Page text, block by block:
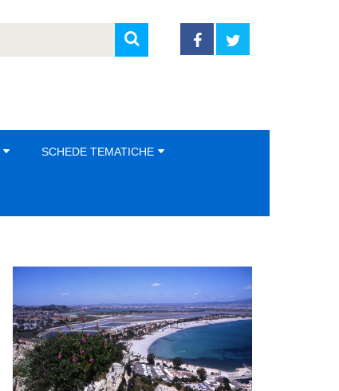
SCHEDE TEMATICHE